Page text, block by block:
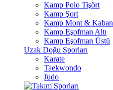
Kamp Polo Tişört
Kamp Şort
Kamp Mont & Kaban
Kamp Eşofman Altı
Kamp Eşofman Üstü
Uzak Doğu Sporları
Karate
Taekwondo
Judo